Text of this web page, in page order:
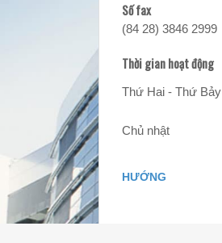
Số fax
(84 28) 3846 2999
Thời gian hoạt động
Thứ Hai - Thứ Bảy
Chủ nhật
HƯỚNG